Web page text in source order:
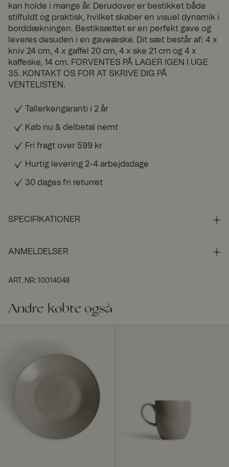
kan holde i mange år. Derudover er bestikket både
stilfuldt og praktisk, hvilket skaber en visuel dynamik i
borddækningen. Bestiksættet er en perfekt gave og
leveres desuden i en gaveæske. Dit sæt består af: 4 x
kniv 24 cm, 4 x gaffel 20 cm, 4 x ske 21 cm og 4 x
kaffeske, 14 cm. FORVENTES PÅ LAGER IGEN I UGE
35. KONTAKT OS FOR AT SKRIVE DIG PÅ
VENTELISTEN.
Tallerkengaranti i 2 år
Køb nu & delbetal nemt
Fri fragt over 599 kr
Hurtig levering 2-4 arbejdsdage
30 dages fri returret
SPECIFIKATIONER
ANMELDELSER
ART. NR: 10014048
Andre købte også